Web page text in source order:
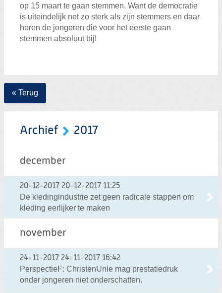
op 15 maart te gaan stemmen. Want de democratie
is uiteindelijk net zo sterk als zijn stemmers en daar
horen de jongeren die voor het eerste gaan
stemmen absoluut bij!
« Terug
Archief 2017
december
20-12-2017 20-12-2017 11:25
De kledingindustrie zet geen radicale stappen om
kleding eerlijker te maken
november
24-11-2017 24-11-2017 16:42
PerspectieF: ChristenUnie mag prestatiedruk
onder jongeren niet onderschatten.